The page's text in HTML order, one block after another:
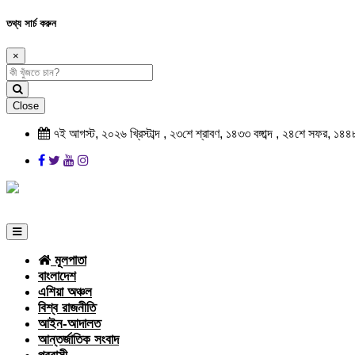
তথ্য সার্চ করুন
×
Close
৭ই আগস্ট, ২০২৬ খ্রিস্টাব্দ , ২৩শে শ্রাবণ, ১৪৩৩ বঙ্গাব্দ , ২৪শে সফর,
মূলপাতা
বাংলাদেশ
এশিয়া অঞ্চল
বিশ্ব রাজনীতি
আইন-আদালত
আন্তর্জাতিক সংবাদ